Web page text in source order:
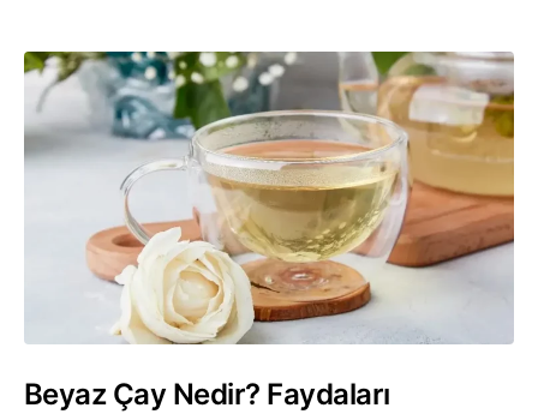
Beyaz Çay Nedir? Faydaları